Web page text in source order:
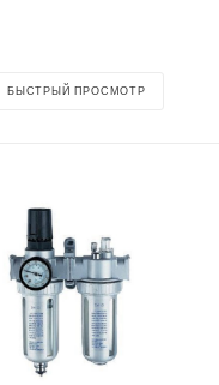
БЫСТРЫЙ ПРОСМОТР